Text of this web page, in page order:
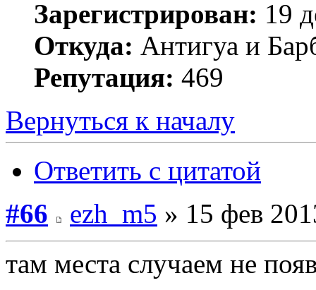
Зарегистрирован: 19
Откуда: Антигуа и
Репутация: 469
Вернуться к началу
Ответить с цитатой
#66
ezh_m5 » 15 фев
там места случаем не